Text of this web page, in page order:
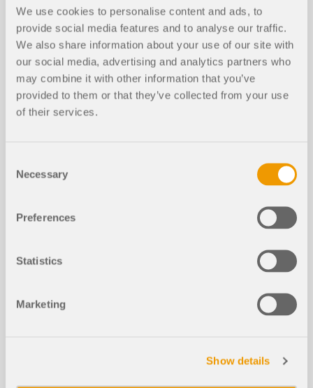
We use cookies to personalise content and ads, to
provide social media features and to analyse our traffic.
We also share information about your use of our site with
our social media, advertising and analytics partners who
may combine it with other information that you’ve
provided to them or that they’ve collected from your use
of their services.
Selection
Necessary
Preferences
Statistics
Marketing
Show details
Questo articolo descrive e spiega l'influenza della
rigidezza flessionale delle funi sulle loro forze
interne. Questo articolo fornisce anche
2 nella progettazione strutturale
Calcolo delle pareti di pannelli di leg